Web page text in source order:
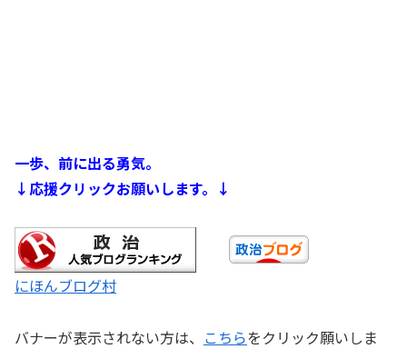
一歩、前に出る勇気。
↓応援クリックお願いします。↓
にほんブログ村
バナーが表示されない方は、 こちらをクリック願いしま